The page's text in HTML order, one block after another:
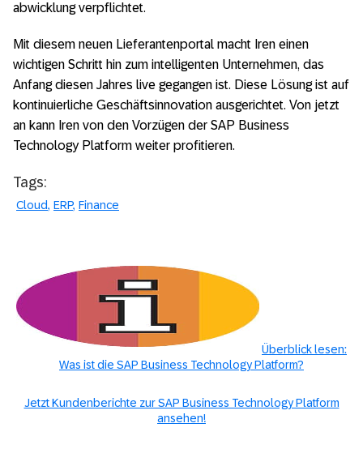
abwicklung verpflichtet.
Mit diesem neuen Lieferantenportal macht Iren einen
wichtigen Schritt hin zum intelligenten Unternehmen, das
Anfang diesen Jahres live gegangen ist. Diese Lösung ist auf
kontinuierliche Geschäftsinnovation ausgerichtet. Von jetzt
an kann Iren von den Vorzügen der SAP Business
Technology Platform weiter profitieren.
Tags:
Cloud ERP Finance
Überblick lesen:
Was ist die SAP Business Technology Platform?
Jetzt Kundenberichte zur SAP Business Technology Platform
ansehen!